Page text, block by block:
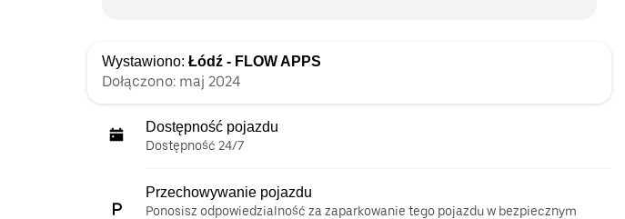
Wystawiono: Łódź - FLOW APPS
Dołączono: maj 2024
Dostępność pojazdu
Dostępność 24/7
Przechowywanie pojazdu
Ponosisz odpowiedzialność za zaparkowanie tego pojazdu w bezpiecznym